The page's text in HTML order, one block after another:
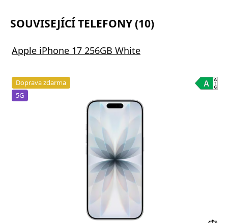
SOUVISEJÍCÍ TELEFONY (10)
Apple iPhone 17 256GB White
Doprava zdarma
5G